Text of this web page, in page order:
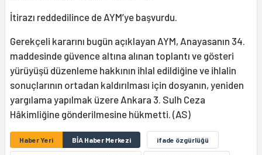
İtirazı reddedilince de AYM’ye başvurdu.
Gerekçeli kararını bugün açıklayan AYM, Anayasanın 34.
maddesinde güvence altına alınan toplantı ve gösteri
yürüyüşü düzenleme hakkının ihlal edildiğine ve ihlalin
sonuçlarının ortadan kaldırılması için dosyanın, yeniden
yargılama yapılmak üzere Ankara 3. Sulh Ceza
Hâkimliğine gönderilmesine hükmetti. (AS)
Haber Yeri BİA Haber Merkezi ifade özgürlüğü